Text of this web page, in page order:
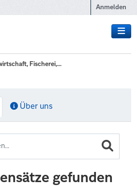
Anmelden
Fischerei,...
Über uns
gefunden